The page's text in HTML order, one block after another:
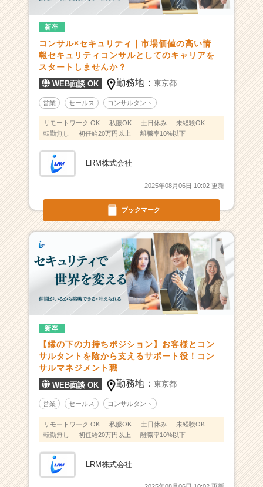
カ
ト
が
届
く
就
活
サ
イ
ト
ア
リ
e
r
C
a
r）
ブックマーク
新卒
コンサル×セキュリティ｜市場価値の高い情
報セキュリティコンサルとしてのキャリアを
スタートしませんか？
WEB面談 OK 勤務地：東京都
営業 セールス コンサルタント
リモートワーク OK 私服OK 土日休み
未経験OK
転勤無し
初任給20万円以上 離職率10%以下
LRM株式会社
2025年08月06日 10:02 更新
新卒
【縁の下の力持ちポジション】お客様とコン
サルタントを陰から支えるサポート役！コン
サルマネジメント職
WEB面談 OK 勤務地：東京都
営業 セールス コンサルタント
リモートワーク OK 私服OK 土日休み
未経験OK
転勤無し
初任給20万円以上 離職率10%以下
LRM株式会社